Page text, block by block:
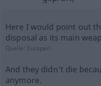
Here I would point out
disposal as its main
Quelle: Europarl
And they didn't die
anymore.